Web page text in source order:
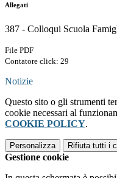
Allegati
387 - Colloqui Scuola
File PDF
Contatore click: 29
Notizie
Questo sito o gli strumenti
cookie necessari al
COOKIE POLICY.
Personalizza Rifiuta tutti i
Gestione cookie